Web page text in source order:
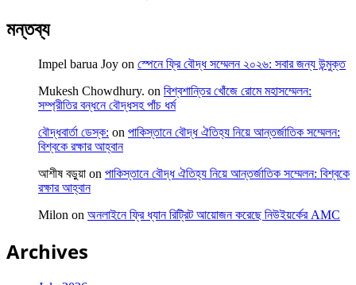
মন্তব্য
Impel barua Joy on স্পেনে ফ্রি বৌদ্ধ সম্মেলন ২০২৬: সবার জন্য উন্মুক্ত
Mukesh Chowdhury. on বিশ্বশান্তির খোঁজে রোমে মহাসম্মেলন:
সম্প্রীতির বন্ধনে বৌদ্ধসহ পাঁচ ধর্ম
বৌদ্ধবার্তা ডেস্ক: on পাকিস্তানে বৌদ্ধ ঐতিহ্য নিয়ে আন্তর্জাতিক সম্মেলন:
বিশ্বকে রক্ষার আহ্বান
আশীষ বড়ুয়া on পাকিস্তানে বৌদ্ধ ঐতিহ্য নিয়ে আন্তর্জাতিক সম্মেলন: বিশ্বকে
রক্ষার আহ্বান
Milon on অনলাইনে ফ্রি ধ্যান রিট্রিট আয়োজন করেছে নিউইয়র্কের AMC
Archives